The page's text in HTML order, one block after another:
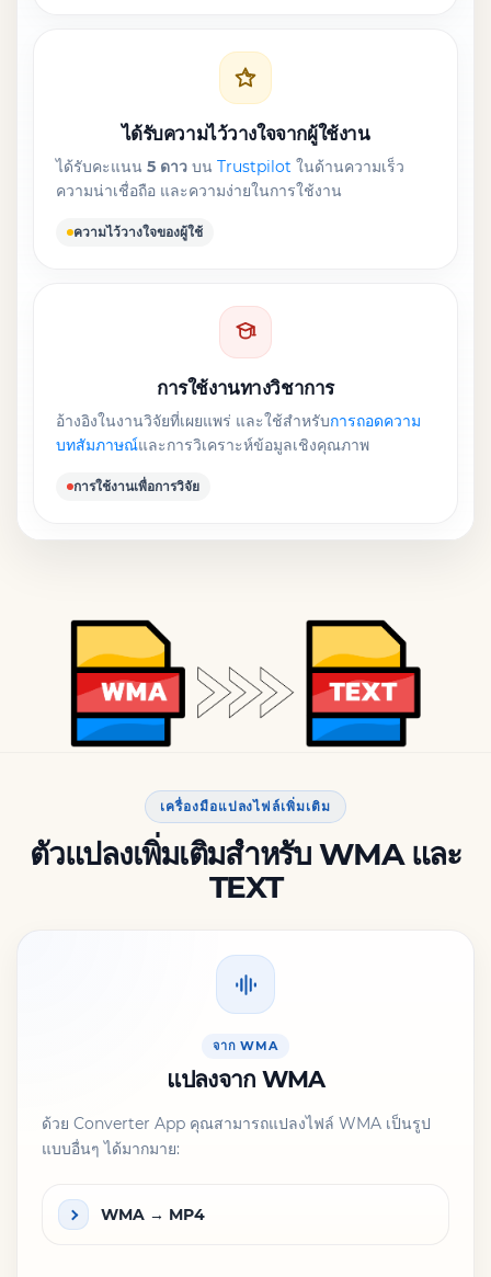
ได้รับความไว้วางใจจากผู้ใช้งาน
ได้รับคะแนน 5 ดาว บน Trustpilot ในด้านความเร็ว
ความน่าเชื่อถือ และความง่ายในการใช้งาน
ความไว้วางใจของผู้ใช้
การใช้งานทางวิชาการ
อ้างอิงในงานวิจัยที่เผยแพร่ และใช้สำหรับการถอดความ
บทสัมภาษณ์และการวิเคราะห์ข้อมูลเชิงคุณภาพ
การใช้งานเพื่อการวิจัย
เครื่องมือแปลงไฟล์เพิ่มเติม
ตัวแปลงเพิ่มเติมสำหรับ WMA และ
TEXT
จาก WMA
แปลงจาก WMA
ด้วย Converter App คุณสามารถแปลงไฟล์ WMA เป็นรูป
แบบอื่นๆ ได้มากมาย:
WMA → MP4